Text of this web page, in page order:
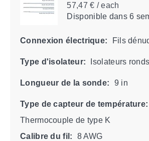
57,47 € / each
Disponibledans 6
Connexion électrique: Fils
Type d'isolateur: Isolateurs
Longueur de la sonde: 9 in
Type de capteur de température:
Thermocouple de type K
Calibre du fil:
8 AWG